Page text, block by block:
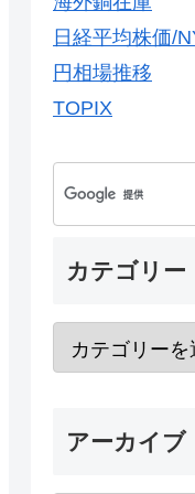
日経平均株価/
円相場推移
TOPIX
カテゴリー
アーカイブ